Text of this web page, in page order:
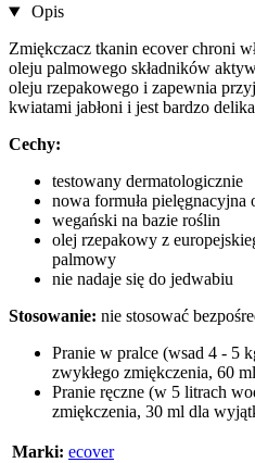
Opis
Zmiękczacz tkanin ecover chroni
oleju palmowego składników
oleju rzepakowego i zapewnia
kwiatami jabłoni i jest bardzo
Cechy:
testowany dermatologicznie
nowa formuła pielęgnacyjna
wegański na bazie roślin
olej rzepakowy z
palmowy
nie nadaje się do jedwabiu
Stosowanie: nie stosować
Pranie w pralce (wsad 4 - 5
zwykłego zmiękczenia, 60
Pranie ręczne (w 5 litrach
zmiękczenia, 30 ml dla
Marki: ecover